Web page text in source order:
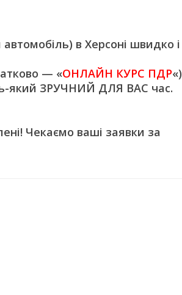
в Херсоні швидко і
— «ОНЛАЙН КУРС ПДР«)
який ЗРУЧНИЙ ДЛЯ ВАС час.
Чекаємо ваші заявки за